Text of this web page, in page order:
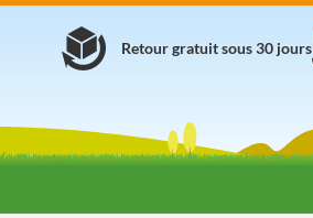
Retour gratuit sous 30 jours